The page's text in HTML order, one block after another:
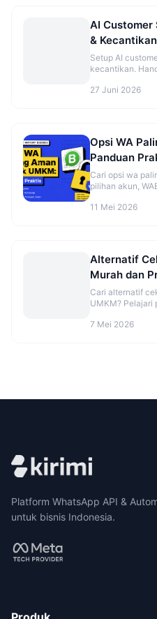
AI
&
Setup AI
kecantikan.
27 Juni 2026
Opsi WA
Panduan
Cari opsi wa
pilihan akun,
11 Mei 2026
Alternatif
Murah dan
Cari alternatif
UMKM? Pelajari
7 Mei 2026
Platform WhatsApp API &
untuk bisnis Indonesia.